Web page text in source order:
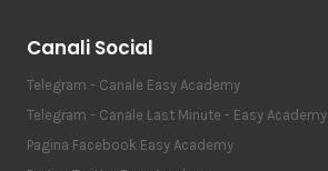
Canali Social
Telegram - Canale Easy Academy
Telegram - Canale Last Minute - Easy Academy
Pagina Facebook Easy Academy